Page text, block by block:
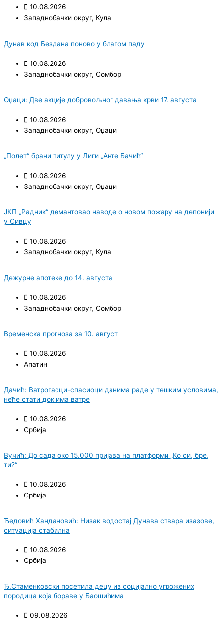
10.08.2026
Западнобачки округ, Кула
Дунав код Бездана поново у благом паду
10.08.2026
Западнобачки округ, Сомбор
Оџаци: Две акције добровољног давања крви 17. августа
10.08.2026
Западнобачки округ, Оџаци
„Полет“ брани титулу у Лиги „Анте Бачић“
10.08.2026
Западнобачки округ, Оџаци
ЈКП „Радник“ демантовао наводе о новом пожару на депонији
у Сивцу
10.08.2026
Западнобачки округ, Кула
Дежурне апотеке до 14. августа
10.08.2026
Западнобачки округ, Сомбор
Временска прогноза за 10. август
10.08.2026
Апатин
Дачић: Ватрoгасци-спасиоци данима раде у тешким условима,
неће стати док има ватре
10.08.2026
Србија
Вучић: До сада око 15.000 пријава на платформи „Ко си, бре,
ти?“
10.08.2026
Србија
Ђедовић Хандановић: Низак водостај Дунава ствара изазове,
ситуација стабилна
10.08.2026
Србија
Ђ.Стаменковски посетила децу из социјално угрожених
породица која бораве у Баошићима
09.08.2026